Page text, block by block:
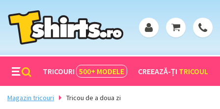
TRICOURI 500+ MODELE CREEAZĂ-ȚI TRICOUL
Magazin tricouri Tricou de a doua zi